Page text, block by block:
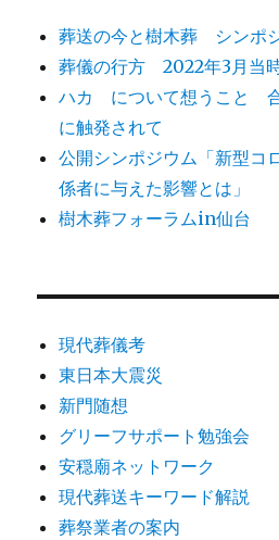
葬送の今と樹木葬 シンポ
葬儀の行方 2022年3月当
ハカ について想うこと
に触発されて
公開シンポジウム「新型コ
係者に与えた影響とは」
樹木葬フォーラムin仙台
現代葬儀考
東日本大震災
新門随想
グリーフサポート勉強会
安穏廟ネットワーク
現代葬送キーワード解説
葬祭業者の案内